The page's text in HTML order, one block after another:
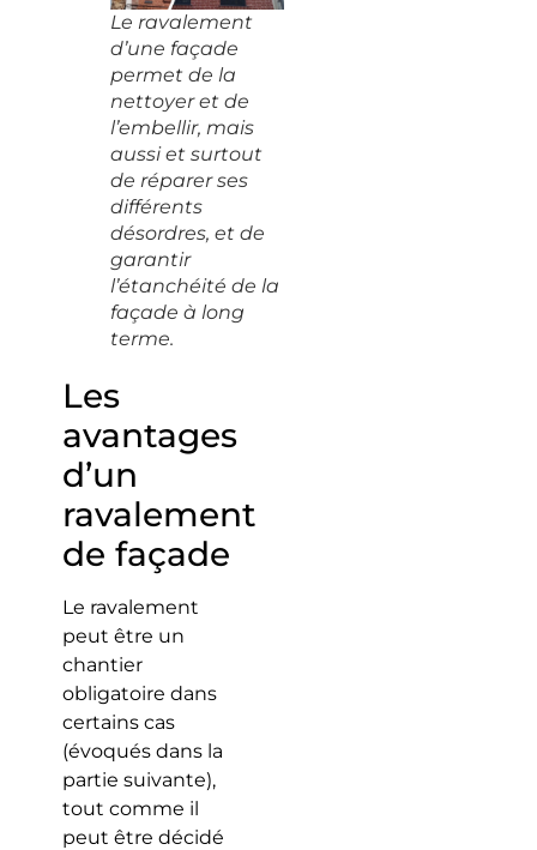
Le ravalement
d’une façade
permet de la
nettoyer et de
l’embellir, mais
aussi et surtout
de réparer ses
différents
désordres, et de
garantir
l’étanchéité de la
façade à long
terme.
Les
avantages
d’un
ravalement
de façade
Le ravalement
peut être un
chantier
obligatoire dans
certains cas
(évoqués dans la
partie suivante),
tout comme il
peut être décidé